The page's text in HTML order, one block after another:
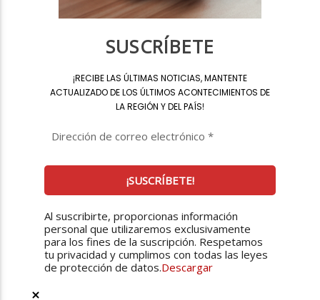
SUSCRÍBETE
¡RECIBE LAS ÚLTIMAS NOTICIAS, MANTENTE
ACTUALIZADO DE LOS ÚLTIMOS ACONTECIMIENTOS DE
LA REGIÓN Y DEL PAÍS!
Al suscribirte, proporcionas información
personal que utilizaremos exclusivamente
para los fines de la suscripción. Respetamos
tu privacidad y cumplimos con todas las leyes
de protección de datos.Descargar